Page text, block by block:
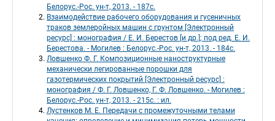
Белорус.-Рос. ун-т, 2013. - 187с.
Взаимодействие рабочего оборудования и гусеничных
траков землеройных машин с грунтом [Электронный
ресурс] : монография / Е. И. Берестов [и др.]; под ред. Е. И.
Берестова. - Могилев : Белорус.-Рос. ун-т, 2013. - 184с.
Ловшенко Ф. Г. Композиционные наноструктурные
механически легированные порошки для
газотермических покрытий [Электронный ресурс] :
монография / Ф. Г. Ловшенко, Г. Ф. Ловшенко. - Могилев :
Белорус.-Рос. ун-т, 2013. - 215с. : ил.
Лустенков М. Е. Передачи с промежуточными телами